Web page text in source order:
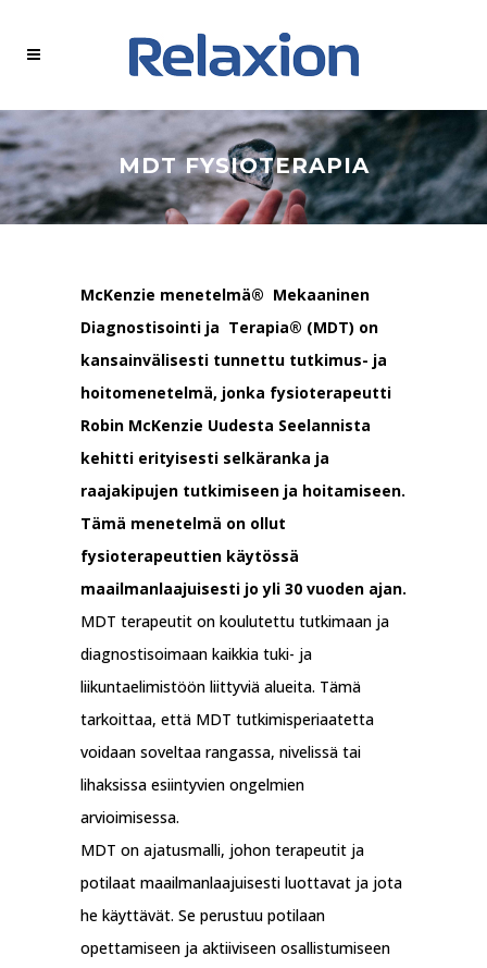
MDT FYSIOTERAPIA
McKenzie menetelmä® Mekaaninen
Diagnostisointi ja Terapia® (MDT) on
kansainvälisesti tunnettu tutkimus- ja
hoitomenetelmä, jonka fysioterapeutti
Robin McKenzie Uudesta Seelannista
kehitti erityisesti selkäranka ja
raajakipujen tutkimiseen ja hoitamiseen.
Tämä menetelmä on ollut
fysioterapeuttien käytössä
maailmanlaajuisesti jo yli 30 vuoden ajan.
MDT terapeutit on koulutettu tutkimaan ja
diagnostisoimaan kaikkia tuki- ja
liikuntaelimistöön liittyviä alueita. Tämä
tarkoittaa, että MDT tutkimisperiaatetta
voidaan soveltaa rangassa, nivelissä tai
lihaksissa esiintyvien ongelmien
arvioimisessa.
MDT on ajatusmalli, johon terapeutit ja
potilaat maailmanlaajuisesti luottavat ja jota
he käyttävät. Se perustuu potilaan
opettamiseen ja aktiiviseen osallistumiseen